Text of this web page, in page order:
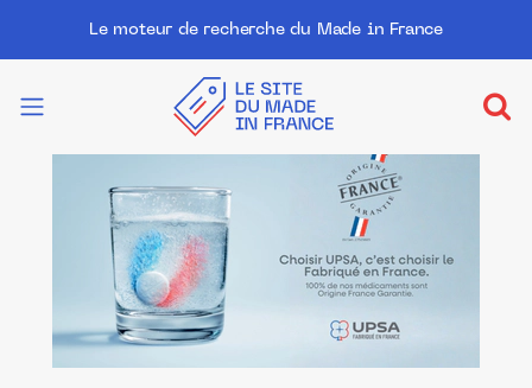
Le moteur de recherche du Made in France